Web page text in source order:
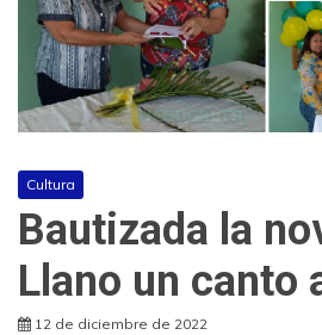
Cultura
Bautizada la
Llano un canto
12 de diciembre de 2022